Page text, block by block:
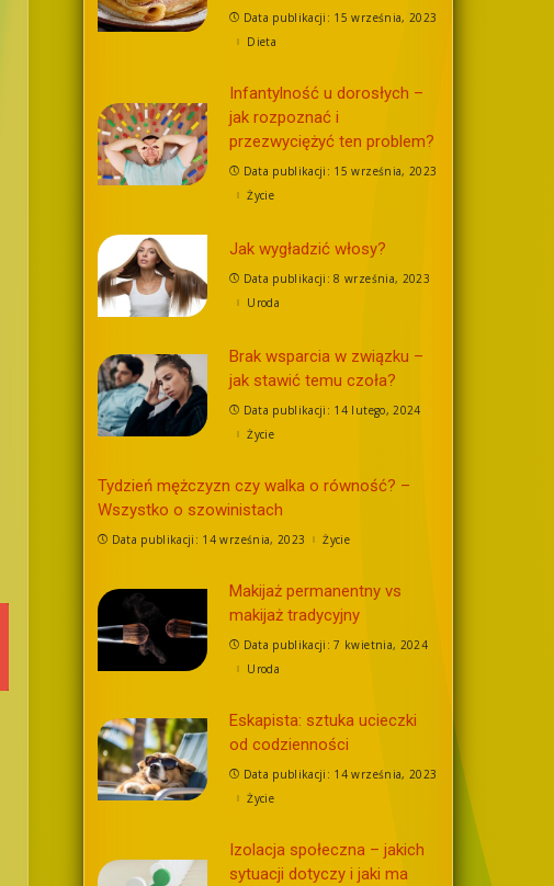
Data publikacji: 15 września, 2023
Dieta
Infantylność u dorosłych –
jak rozpoznać i
przezwyciężyć ten problem?
Data publikacji: 15 września, 2023
Życie
Jak wygładzić włosy?
Data publikacji: 8 września, 2023
Uroda
Brak wsparcia w związku –
jak stawić temu czoła?
Data publikacji: 14 lutego, 2024
Życie
Tydzień mężczyzn czy walka o równość? –
Wszystko o szowinistach
Data publikacji: 14 września, 2023 Życie
Makijaż permanentny vs
makijaż tradycyjny
Data publikacji: 7 kwietnia, 2024
Uroda
Eskapista: sztuka ucieczki
od codzienności
Data publikacji: 14 września, 2023
Życie
Izolacja społeczna – jakich
sytuacji dotyczy i jaki ma